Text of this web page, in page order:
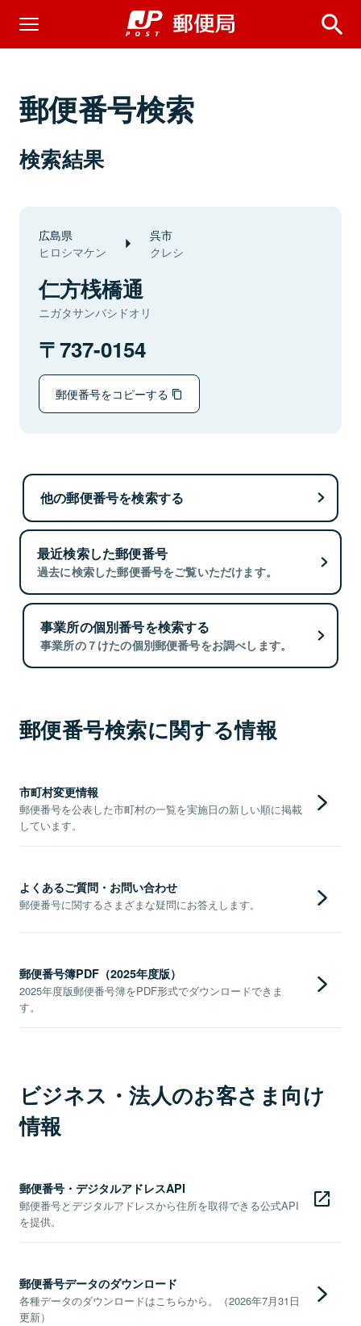
郵便番号検索
検索結果
広島県
ヒロシマケン
呉市
クレシ
仁方桟橋通
ニガタサンバシドオリ
737-0154
郵便番号をコピーする
他の郵便番号を検索する
最近検索した郵便番号
過去に検索した郵便番号をご覧いただけます。
事業所の個別番号を検索する
事業所の７けたの個別郵便番号をお調べします。
郵便番号検索に関する情報
市町村変更情報
郵便番号を公表した市町村の一覧を実施日の新しい順に掲載
しています。
よくあるご質問・お問い合わせ
郵便番号に関するさまざまな疑問にお答えします。
郵便番号簿PDF（2025年度版）
2025年度版郵便番号簿をPDF形式でダウンロードできま
す。
ビジネス・法人のお客さま向け
情報
郵便番号・デジタルアドレスAPI
郵便番号とデジタルアドレスから住所を取得できる公式API
を提供。
郵便番号データのダウンロード
各種データのダウンロードはこちらから。（2026年7月31日
更新）